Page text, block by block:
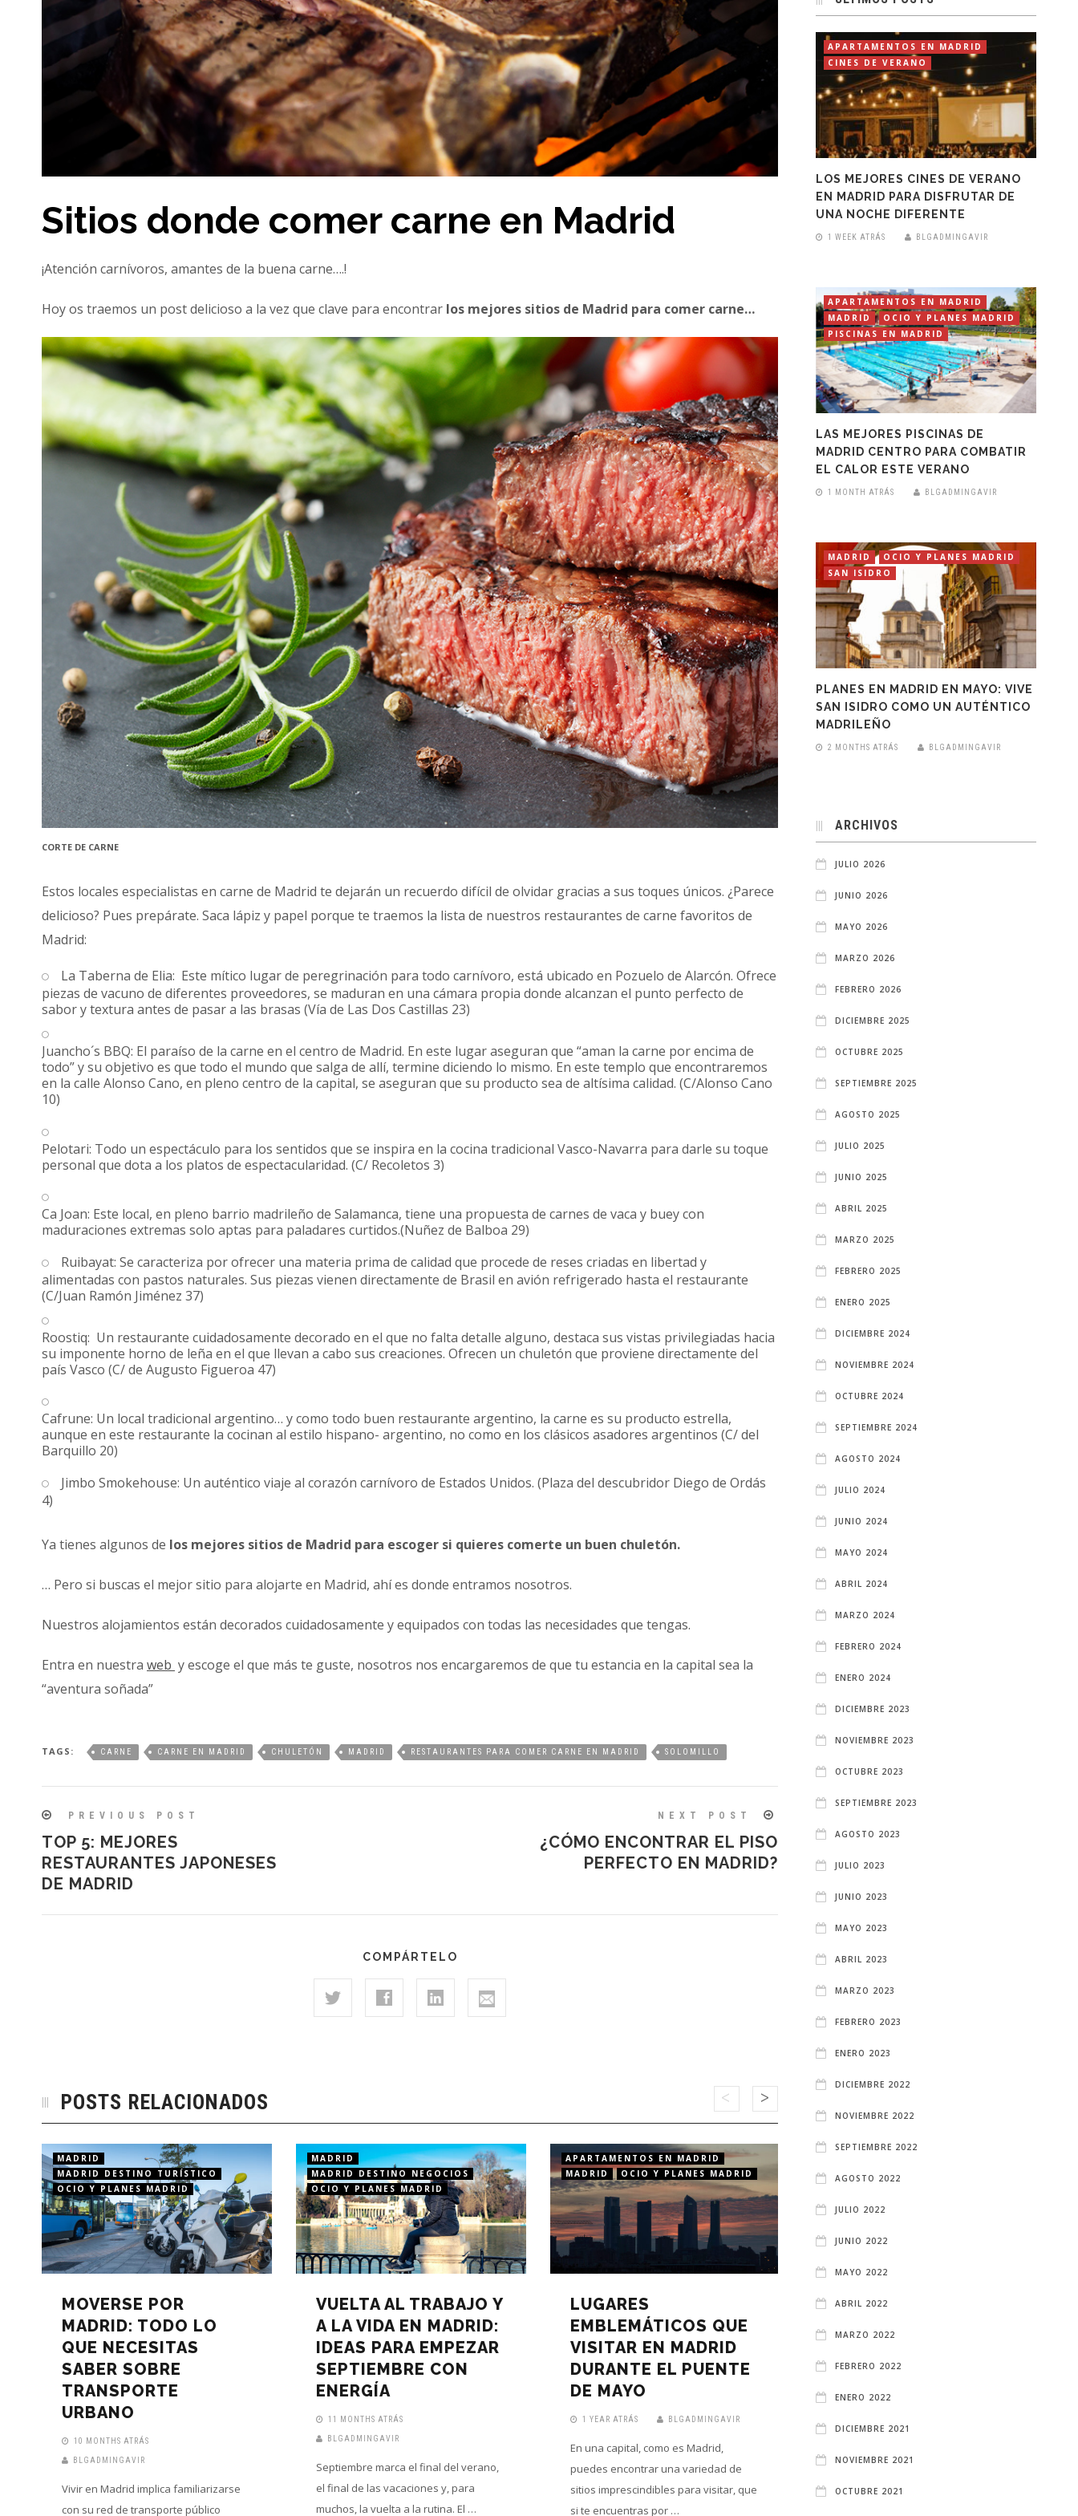
Sitios donde comer carne en Madrid
¡Atención carnívoros, amantes de la buena carne….!
Hoy os traemos un post delicioso a la vez que clave para encontrar los mejores sitios de Madrid para comer carne…
CORTE DE CARNE
Estos locales especialistas en carne de Madrid te dejarán un recuerdo difícil de olvidar gracias a sus toques únicos. ¿Parece
delicioso? Pues prepárate. Saca lápiz y papel porque te traemos la lista de nuestros restaurantes de carne favoritos de
Madrid:
La Taberna de Elia: Este mítico lugar de peregrinación para todo carnívoro, está ubicado en Pozuelo de Alarcón. Ofrece
piezas de vacuno de diferentes proveedores, se maduran en una cámara propia donde alcanzan el punto perfecto de
sabor y textura antes de pasar a las brasas (Vía de Las Dos Castillas 23)
Juancho´s BBQ: El paraíso de la carne en el centro de Madrid. En este lugar aseguran que “aman la carne por encima de
todo” y su objetivo es que todo el mundo que salga de allí, termine diciendo lo mismo. En este templo que encontraremos
en la calle Alonso Cano, en pleno centro de la capital, se aseguran que su producto sea de altísima calidad. (C/Alonso Cano
10)
Pelotari: Todo un espectáculo para los sentidos que se inspira en la cocina tradicional Vasco-Navarra para darle su toque
personal que dota a los platos de espectacularidad. (C/ Recoletos 3)
Ca Joan: Este local, en pleno barrio madrileño de Salamanca, tiene una propuesta de carnes de vaca y buey con
maduraciones extremas solo aptas para paladares curtidos.(Nuñez de Balboa 29)
Ruibayat: Se caracteriza por ofrecer una materia prima de calidad que procede de reses criadas en libertad y
alimentadas con pastos naturales. Sus piezas vienen directamente de Brasil en avión refrigerado hasta el restaurante
(C/Juan Ramón Jiménez 37)
Roostiq: Un restaurante cuidadosamente decorado en el que no falta detalle alguno, destaca sus vistas privilegiadas hacia
su imponente horno de leña en el que llevan a cabo sus creaciones. Ofrecen un chuletón que proviene directamente del
país Vasco (C/ de Augusto Figueroa 47)
Cafrune: Un local tradicional argentino… y como todo buen restaurante argentino, la carne es su producto estrella,
aunque en este restaurante la cocinan al estilo hispano- argentino, no como en los clásicos asadores argentinos (C/ del
Barquillo 20)
Jimbo Smokehouse: Un auténtico viaje al corazón carnívoro de Estados Unidos. (Plaza del descubridor Diego de Ordás
4)
Ya tienes algunos de los mejores sitios de Madrid para escoger si quieres comerte un buen chuletón.
… Pero si buscas el mejor sitio para alojarte en Madrid, ahí es donde entramos nosotros.
Nuestros alojamientos están decorados cuidadosamente y equipados con todas las necesidades que tengas.
Entra en nuestra web y escoge el que más te guste, nosotros nos encargaremos de que tu estancia en la capital sea la
“aventura soñada”
TAGS: CARNE CARNE EN MADRID CHULETÓN MADRID RESTAURANTES PARA COMER CARNE EN MADRID SOLOMILLO
PREVIOUS POST
TOP 5: MEJORES
RESTAURANTES JAPONESES
DE MADRID
NEXT POST
¿CÓMO ENCONTRAR EL PISO
PERFECTO EN MADRID?
COMPÁRTELO
POSTS RELACIONADOS
MADRID
MADRID DESTINO TURÍSTICO
OCIO Y PLANES MADRID
MOVERSE POR
MADRID: TODO LO
QUE NECESITAS
SABER SOBRE
TRANSPORTE
URBANO
10 MONTHS ATRÁS
BLGADMINGAVIR
Vivir en Madrid implica familiarizarse
con su red de transporte público
MADRID
MADRID DESTINO NEGOCIOS
OCIO Y PLANES MADRID
VUELTA AL TRABAJO Y
A LA VIDA EN MADRID:
IDEAS PARA EMPEZAR
SEPTIEMBRE CON
ENERGÍA
11 MONTHS ATRÁS
BLGADMINGAVIR
Septiembre marca el final del verano,
el final de las vacaciones y, para
muchos, la vuelta a la rutina. El …
APARTAMENTOS EN MADRID
MADRID
OCIO Y PLANES MADRID
LUGARES
EMBLEMÁTICOS QUE
VISITAR EN MADRID
DURANTE EL PUENTE
DE MAYO
1 YEAR ATRÁS BLGADMINGAVIR
En una capital, como es Madrid,
puedes encontrar una variedad de
sitios imprescindibles para visitar, que
si te encuentras por …
10 PLANES
SORPRENDER A TU
PAREJA ESTE SAN
Madrid es una ciudad con infinitas
posibilidades para una cita especial.
APARTAMENTOS EN MADRID
CINES DE VERANO
LOS MEJORES CINES DE VERANO
EN MADRID PARA DISFRUTAR DE
UNA NOCHE DIFERENTE
1 WEEK ATRÁS BLGADMINGAVIR
APARTAMENTOS EN MADRID
MADRID
OCIO Y PLANES MADRID
PISCINAS EN MADRID
LAS MEJORES PISCINAS DE
MADRID CENTRO PARA COMBATIR
EL CALOR ESTE VERANO
1 MONTH ATRÁS BLGADMINGAVIR
MADRID
OCIO Y PLANES MADRID
SAN ISIDRO
PLANES EN MADRID EN MAYO: VIVE
SAN ISIDRO COMO UN AUTÉNTICO
MADRILEÑO
2 MONTHS ATRÁS BLGADMINGAVIR
ARCHIVOS
JULIO 2026
JUNIO 2026
MAYO 2026
MARZO 2026
FEBRERO 2026
DICIEMBRE 2025
OCTUBRE 2025
SEPTIEMBRE 2025
AGOSTO 2025
JULIO 2025
JUNIO 2025
ABRIL 2025
MARZO 2025
FEBRERO 2025
ENERO 2025
DICIEMBRE 2024
NOVIEMBRE 2024
OCTUBRE 2024
SEPTIEMBRE 2024
AGOSTO 2024
JULIO 2024
JUNIO 2024
MAYO 2024
ABRIL 2024
MARZO 2024
FEBRERO 2024
ENERO 2024
DICIEMBRE 2023
NOVIEMBRE 2023
OCTUBRE 2023
SEPTIEMBRE 2023
AGOSTO 2023
JULIO 2023
JUNIO 2023
MAYO 2023
ABRIL 2023
MARZO 2023
FEBRERO 2023
ENERO 2023
DICIEMBRE 2022
NOVIEMBRE 2022
SEPTIEMBRE 2022
AGOSTO 2022
JULIO 2022
JUNIO 2022
MAYO 2022
ABRIL 2022
MARZO 2022
FEBRERO 2022
ENERO 2022
DICIEMBRE 2021
NOVIEMBRE 2021
OCTUBRE 2021